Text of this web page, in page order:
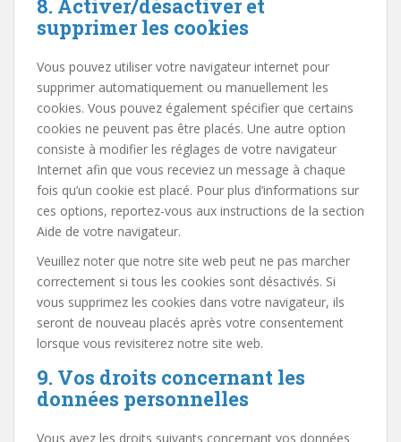
8. Activer/désactiver et
supprimer les cookies
Vous pouvez utiliser votre navigateur internet pour
supprimer automatiquement ou manuellement les
cookies. Vous pouvez également spécifier que certains
cookies ne peuvent pas être placés. Une autre option
consiste à modifier les réglages de votre navigateur
Internet afin que vous receviez un message à chaque
fois qu’un cookie est placé. Pour plus d’informations sur
ces options, reportez-vous aux instructions de la section
Aide de votre navigateur.
Veuillez noter que notre site web peut ne pas marcher
correctement si tous les cookies sont désactivés. Si
vous supprimez les cookies dans votre navigateur, ils
seront de nouveau placés après votre consentement
lorsque vous revisiterez notre site web.
9. Vos droits concernant les
données personnelles
Vous avez les droits suivants concernant vos données